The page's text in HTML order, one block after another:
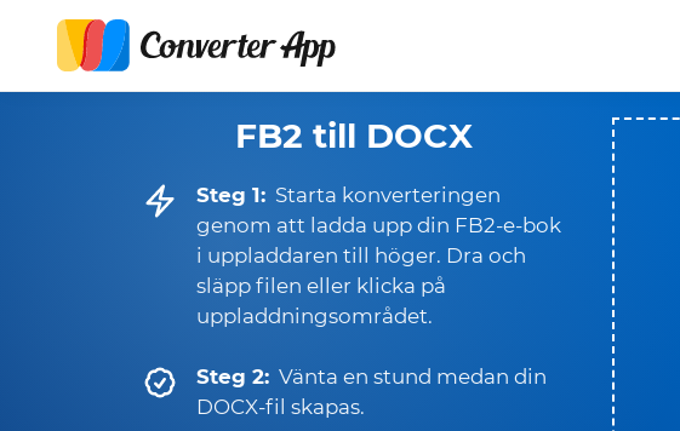
FB2 till DOCX
Steg 1: Starta konverteringen
genom att ladda upp din FB2-e-bok
i uppladdaren till höger. Dra och
släpp filen eller klicka på
uppladdningsområdet.
Steg 2: Vänta en stund medan din
DOCX-fil skapas.